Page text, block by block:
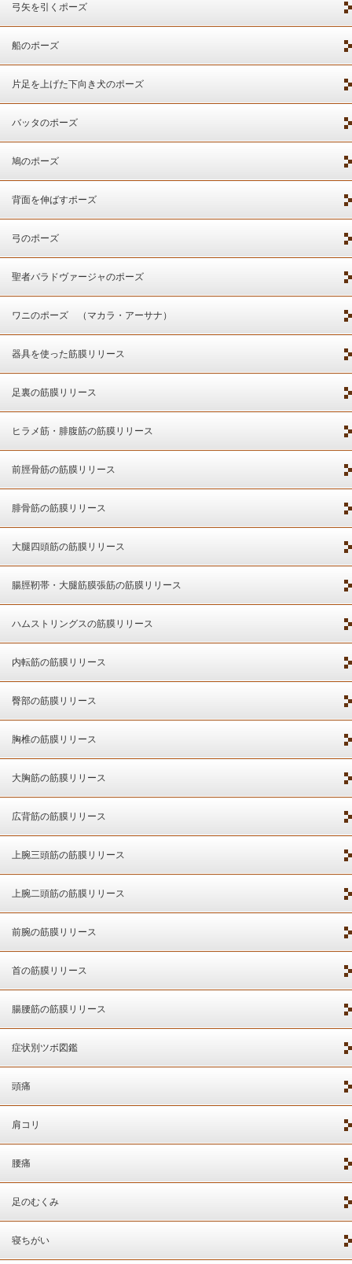
弓矢を引くポーズ
船のポーズ
片足を上げた下向き犬のポーズ
バッタのポーズ
鳩のポーズ
背面を伸ばすポーズ
弓のポーズ
聖者バラドヴァージャのポーズ
ワニのポーズ （マカラ・アーサナ）
器具を使った筋膜リリース
足裏の筋膜リリース
ヒラメ筋・腓腹筋の筋膜リリース
前脛骨筋の筋膜リリース
腓骨筋の筋膜リリース
大腿四頭筋の筋膜リリース
腸脛靭帯・大腿筋膜張筋の筋膜リリース
ハムストリングスの筋膜リリース
内転筋の筋膜リリース
臀部の筋膜リリース
胸椎の筋膜リリース
大胸筋の筋膜リリース
広背筋の筋膜リリース
上腕三頭筋の筋膜リリース
上腕二頭筋の筋膜リリース
前腕の筋膜リリース
首の筋膜リリース
腸腰筋の筋膜リリース
症状別ツボ図鑑
頭痛
肩コリ
腰痛
足のむくみ
寝ちがい